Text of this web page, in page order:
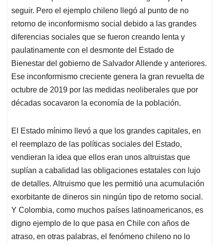
seguir. Pero el ejemplo chileno llegó al punto de no
retorno de inconformismo social debido a las grandes
diferencias sociales que se fueron creando lenta y
paulatinamente con el desmonte del Estado de
Bienestar del gobierno de Salvador Allende y anteriores.
Ese inconformismo creciente genera la gran revuelta de
octubre de 2019 por las medidas neoliberales que por
décadas socavaron la economía de la población.
El Estado mínimo llevó a que los grandes capitales, en
el reemplazo de las políticas sociales del Estado,
vendieran la idea que ellos eran unos altruistas que
suplían a cabalidad las obligaciones estatales con lujo
de detalles. Altruismo que les permitió una acumulación
exorbitante de dineros sin ningún tipo de retorno social.
Y Colombia, como muchos países latinoamericanos, es
digno ejemplo de lo que pasa en Chile con años de
atraso, en otras palabras, el fenómeno chileno no lo